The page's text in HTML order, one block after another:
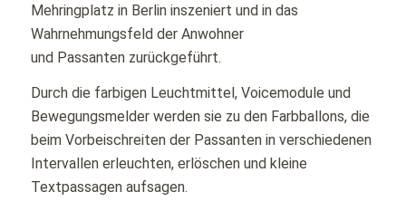
Mehringplatz in Berlin inszeniert und in das
Wahrnehmungsfeld der Anwohner
und Passanten zurückgeführt.
Durch die farbigen Leuchtmittel, Voicemodule und
Bewegungsmelder werden sie zu den Farbballons, die
beim Vorbeischreiten der Passanten in verschiedenen
Intervallen erleuchten, erlöschen und kleine
Textpassagen aufsagen.